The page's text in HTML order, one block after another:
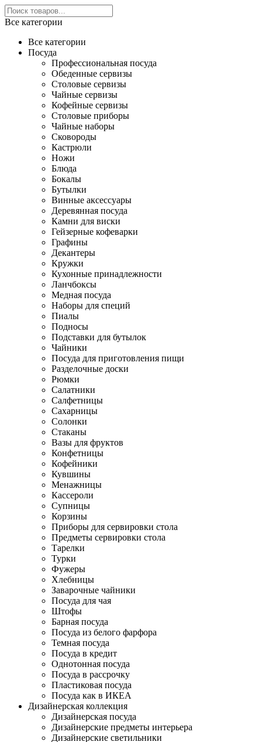
Все категории
Все категории
Посуда
Профессиональная посуда
Обеденные сервизы
Столовые сервизы
Чайные сервизы
Кофейные сервизы
Столовые приборы
Чайные наборы
Сковороды
Кастрюли
Ножи
Блюда
Бокалы
Бутылки
Винные аксессуары
Деревянная посуда
Камни для виски
Гейзерные кофеварки
Графины
Декантеры
Кружки
Кухонные принадлежности
Ланчбоксы
Медная посуда
Наборы для специй
Пиалы
Подносы
Подставки для бутылок
Чайники
Посуда для приготовления пищи
Разделочные доски
Рюмки
Салатники
Салфетницы
Сахарницы
Солонки
Стаканы
Вазы для фруктов
Конфетницы
Кофейники
Кувшины
Менажницы
Кассероли
Супницы
Корзины
Приборы для сервировки стола
Предметы сервировки стола
Тарелки
Турки
Фужеры
Хлебницы
Заварочные чайники
Посуда для чая
Штофы
Барная посуда
Посуда из белого фарфора
Темная посуда
Посуда в кредит
Однотонная посуда
Посуда в рассрочку
Пластиковая посуда
Посуда как в ИКЕА
Дизайнерская коллекция
Дизайнерская посуда
Дизайнерские предметы интерьера
Дизайнерские светильники